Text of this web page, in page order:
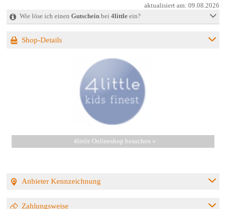
aktualisiert am:09.08.2026
Wie löse ich einen Gutscheinbei 4littleein?
Shop-Details
4little Onlineshop besuchen »
Anbieter Kennzeichnung
Zahlungsweise